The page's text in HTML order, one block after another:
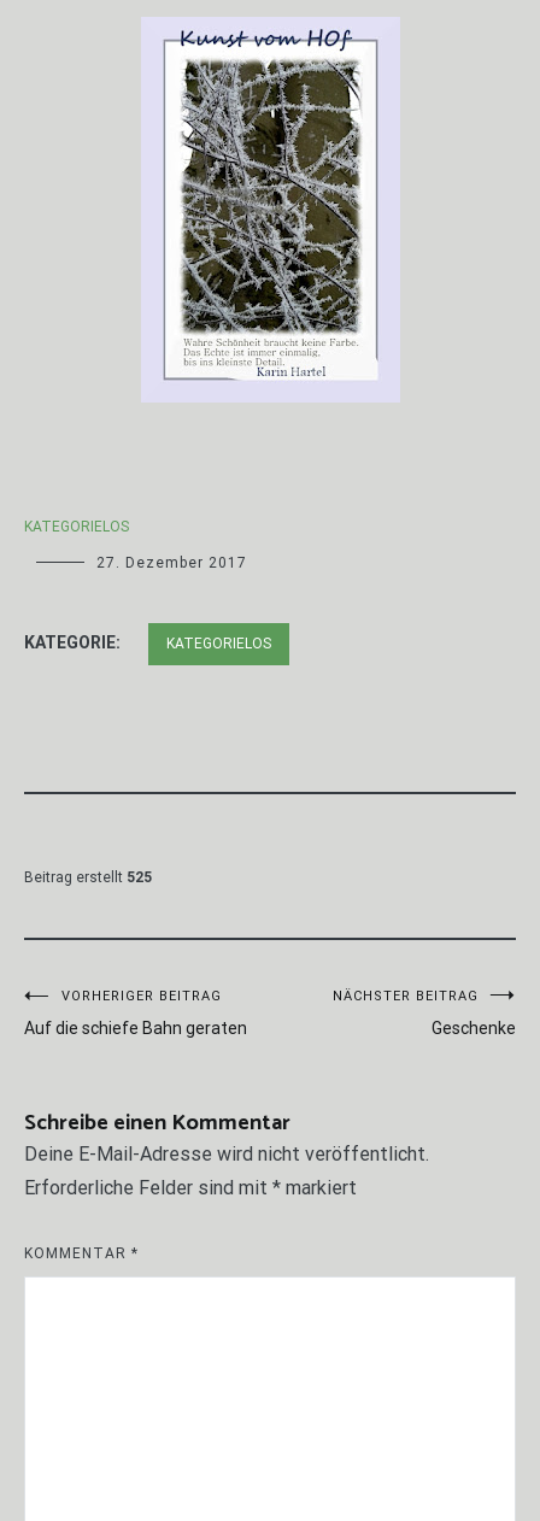
KATEGORIELOS
27. Dezember 2017
KATEGORIE: KATEGORIELOS
Beitrag erstellt 525
Beitragsnavigation
VORHERIGER BEITRAG
Auf die schiefe Bahn geraten
NÄCHSTER BEITRAG
Geschenke
Schreibe einen Kommentar
Deine E-Mail-Adresse wird nicht veröffentlicht.
Erforderliche Felder sind mit * markiert
KOMMENTAR *